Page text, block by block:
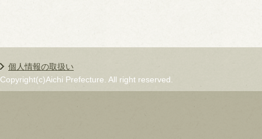
個人情報の取扱い
Copyright(c)Aichi Prefecture. All right reserved.